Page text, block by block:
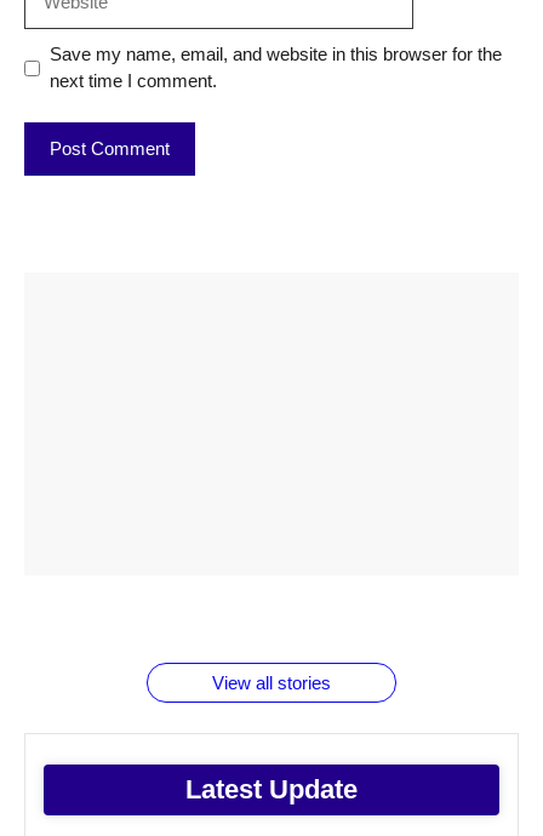
Save my name, email, and website in this browser for the
next time I comment.
View all stories
Latest Update